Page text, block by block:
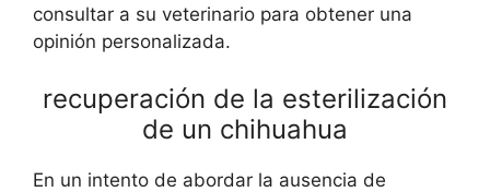
consultar a su veterinario para obtener una
opinión personalizada.
recuperación de la esterilización
de un chihuahua
En un intento de abordar la ausencia de